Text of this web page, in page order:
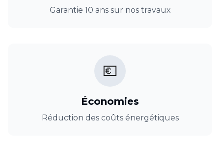
Garantie 10 ans sur nos travaux
💶
Économies
Réduction des coûts énergétiques